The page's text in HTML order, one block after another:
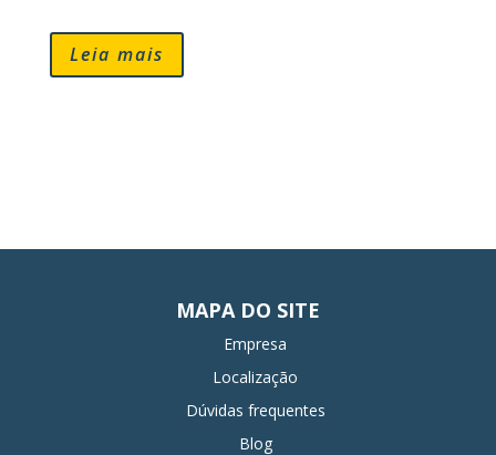
Leia mais
MAPA DO SITE
Empresa
Localização
Dúvidas frequentes
Blog